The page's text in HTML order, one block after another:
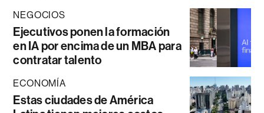
NEGOCIOS
Ejecutivos ponen la formación
en IA por encima de un MBA para
contratar talento
ECONOMÍA
Estas ciudades de América